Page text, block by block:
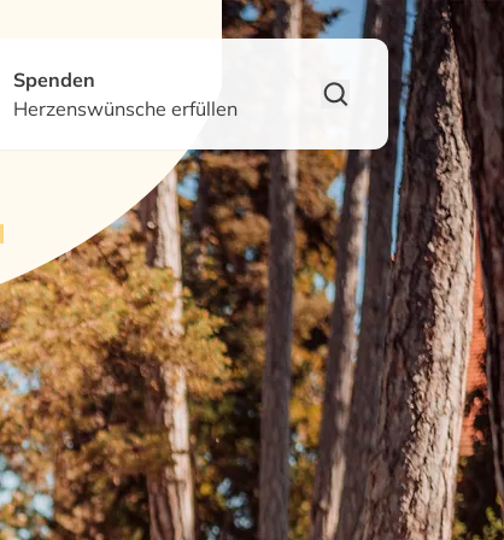
Spenden
Herzenswünsche erfüllen